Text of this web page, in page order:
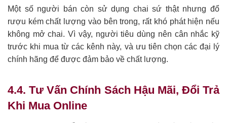
Một số người bán còn sử dụng chai sứ thật nhưng đổ
rượu kém chất lượng vào bên trong, rất khó phát hiện nếu
không mở chai. Vì vậy, người tiêu dùng nên cân nhắc kỹ
trước khi mua từ các kênh này, và ưu tiên chọn các đại lý
chính hãng để được đảm bảo về chất lượng.
4.4. Tư Vấn Chính Sách Hậu Mãi, Đổi Trả
Khi Mua Online